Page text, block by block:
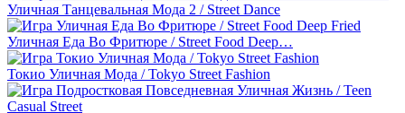
Уличная Танцевальная Мода 2 / Street Dance
Уличная Еда Во Фритюре / Street Food Deep…
Токио Уличная Мода / Tokyo Street Fashion